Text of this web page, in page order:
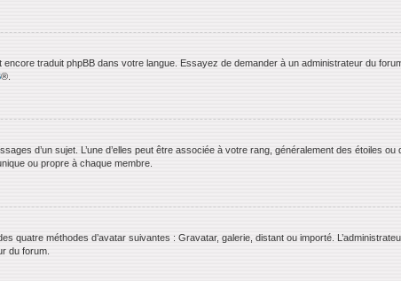
traduit phpBB dans votre langue. Essayez de demander à un administrateur du
®.
d’un sujet. L’une d’elles peut être associée à votre rang, généralement des étoiles
ou propre à chaque membre.
quatre méthodes d’avatar suivantes : Gravatar, galerie, distant ou importé.
du forum.